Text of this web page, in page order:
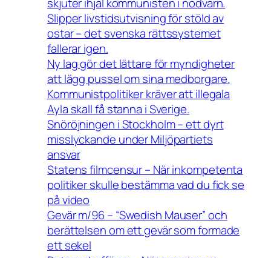
skjuter ihjäl kommunisten i nödvärn.
Slipper livstidsutvisning för stöld av
ostar – det svenska rättssystemet
fallerar igen.
Ny lag gör det lättare för myndigheter
att lägg pussel om sina medborgare.
Kommunistpolitiker kräver att illegala
Ayla skall få stanna i Sverige.
Snöröjningen i Stockholm – ett dyrt
misslyckande under Miljöpartiets
ansvar
Statens filmcensur – När inkompetenta
politiker skulle bestämma vad du fick se
på video
Gevär m/96 – “Swedish Mauser” och
berättelsen om ett gevär som formade
ett sekel